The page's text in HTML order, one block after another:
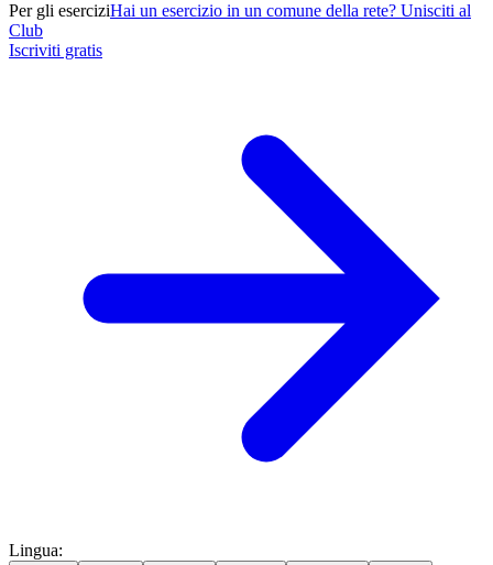
Per gli eserciziHai un esercizio in un comune della rete? Unisciti al
Club
Iscriviti gratis
Lingua: